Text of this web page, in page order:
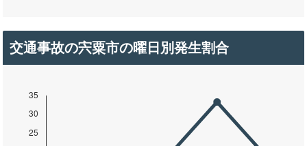
交通事故の宍粟市の曜日別発生割合